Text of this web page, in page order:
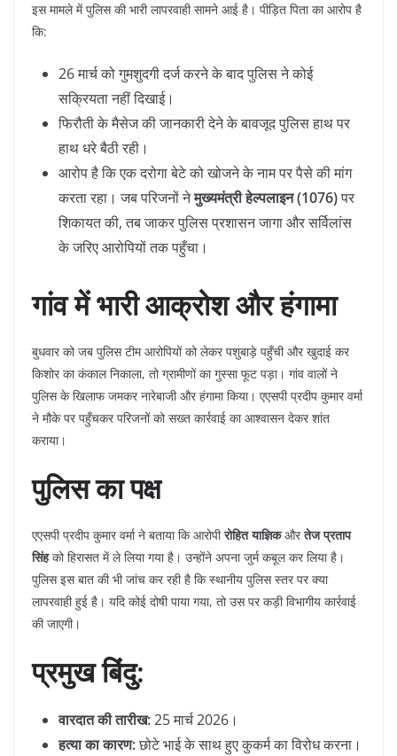
​इस मामले में पुलिस की भारी लापरवाही सामने आई है। पीड़ित पिता का आरोप है
कि:
​26 मार्च को गुमशुदगी दर्ज करने के बाद पुलिस ने कोई
सक्रियता नहीं दिखाई।
​फिरौती के मैसेज की जानकारी देने के बावजूद पुलिस हाथ पर
हाथ धरे बैठी रही।
​आरोप है कि एक दरोगा बेटे को खोजने के नाम पर पैसे की मांग
करता रहा। जब परिजनों नेमुख्यमंत्री हेल्पलाइन (1076)पर
शिकायत की, तब जाकर पुलिस प्रशासन जागा और सर्विलांस
के जरिए आरोपियों तक पहुँचा।
गांव में भारी आक्रोश और हंगामा
​बुधवार को जब पुलिस टीम आरोपियों को लेकर पशुबाड़े पहुँची और खुदाई कर
किशोर का कंकाल निकाला, तो ग्रामीणों का गुस्सा फूट पड़ा। गांव वालों ने
पुलिस के खिलाफ जमकर नारेबाजी और हंगामा किया। एएसपी प्रदीप कुमार वर्मा
ने मौके पर पहुँचकर परिजनों को सख्त कार्रवाई का आश्वासन देकर शांत
कराया।
पुलिस का पक्ष
​एएसपी प्रदीप कुमार वर्मा ने बताया कि आरोपीरोहित याज्ञिकऔरतेज प्रताप
सिंहको हिरासत में ले लिया गया है। उन्होंने अपना जुर्म कबूल कर लिया है।
पुलिस इस बात की भी जांच कर रही है कि स्थानीय पुलिस स्तर पर क्या
लापरवाही हुई है। यदि कोई दोषी पाया गया, तो उस पर कड़ी विभागीय कार्रवाई
की जाएगी।
प्रमुख बिंदु:
वारदात की तारीख:25 मार्च 2026।
हत्या का कारण:छोटे भाई के साथ हुए कुकर्म का विरोध करना।